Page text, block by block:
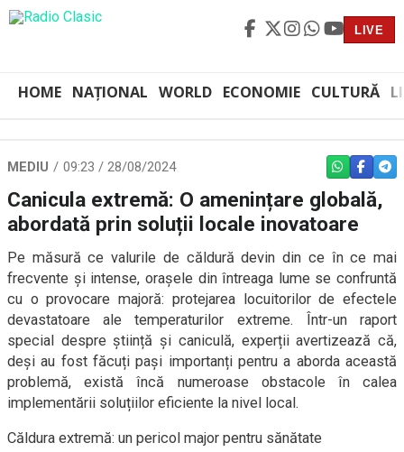
LIVE
HOME NAȚIONAL WORLD ECONOMIE CULTURĂ
MEDIU 09:23 / 28/08/2024 WHATSAPP
Canicula extremă: O amenințare globală,
abordată prin soluții locale inovatoare
Pe măsură ce valurile de căldură devin din ce în ce mai
frecvente și intense, orașele din întreaga lume se confruntă
cu o provocare majoră: protejarea locuitorilor de efectele
devastatoare ale temperaturilor extreme. Într-un raport
special despre știință și caniculă, experții avertizează că,
deși au fost făcuți pași importanți pentru a aborda această
problemă, există încă numeroase obstacole în calea
implementării soluțiilor eficiente la nivel local.
Căldura extremă: un pericol major pentru sănătate